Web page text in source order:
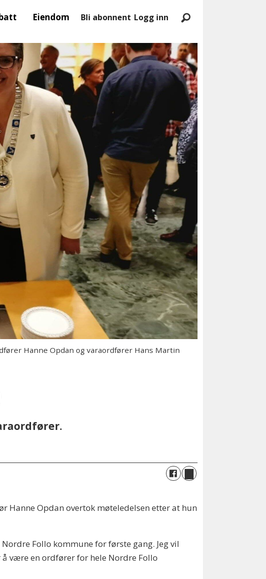
Eiendom Bli abonnent Logg inn
Hanne Opdan og varaordfører Hans Martin
Hanne Opdan overtok møteledelsen etter at hun
Follo kommune for første gang. Jeg vil
være en ordfører for hele Nordre Follo